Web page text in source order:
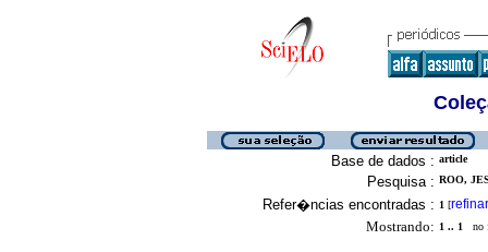
Base de dados : article
Pesquisa : ROO,
Refer�ncias encontradas : 1 [refinar
Mostrando: 1 .. 1 no